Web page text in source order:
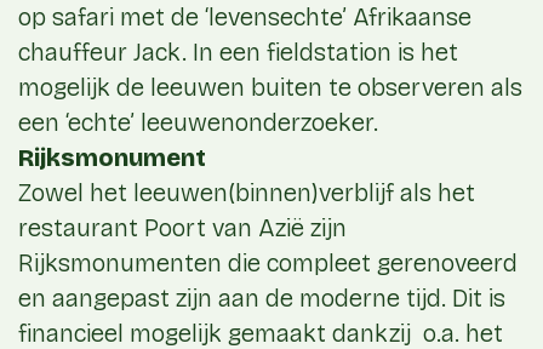
op safari met de ‘levensechte’ Afrikaanse
chauffeur Jack. In een fieldstation is het
mogelijk de leeuwen buiten te observeren als
een ‘echte’ leeuwenonderzoeker.
Rijksmonument
Zowel het leeuwen(binnen)verblijf als het
restaurant Poort van Azië zijn
Rijksmonumenten die compleet gerenoveerd
en aangepast zijn aan de moderne tijd. Dit is
financieel mogelijk gemaakt dankzij o.a. het